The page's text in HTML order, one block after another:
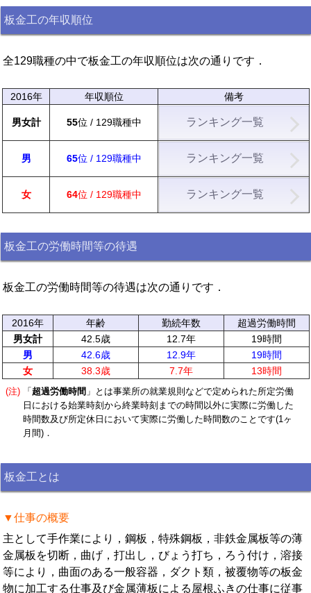
板金工の年収順位
全129職種の中で板金工の年収順位は次の通りです．
2016年 年収順位 備考
男女計 55位 / 129職種中 ランキング一覧
男 65位 / 129職種中 ランキング一覧
女 64位 / 129職種中 ランキング一覧
板金工の労働時間等の待遇
板金工の労働時間等の待遇は次の通りです．
2016年 年齢 勤続年数
超過労働時間
男女計
42.5歳 12.7年
19時間
男
42.6歳 12.9年
19時間
女
38.3歳 7.7年 13時間
(注) 「 超過労働時間 」とは事業所の就業規則などで定められた所定労働
日における始業時刻から終業時刻までの時間以外に実際に労働した
時間数及び所定休日において実際に労働した時間数のことです(1ヶ
月間)．
板金工とは
▼仕事の概要
主として手作業により，鋼板，特殊鋼板，非鉄金属板等の薄
金属板を切断，曲げ，打出し，びょう打ち，ろう付け，溶接
等により，曲面のある一般容器，ダクト類，被覆物等の板金
物に加工する仕事及び金属薄板による屋根ふきの仕事に従事